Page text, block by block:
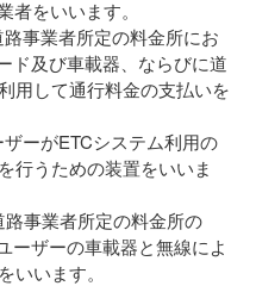
者をいいます。
路事業者所定の料金所にお
ド及び車載器、ならびに道
用して通行料金の支払いを
ザーがETCシステム利用の
行うための装置をいいま
路事業者所定の料金所の
ーザーの車載器と無線によ
いいます。